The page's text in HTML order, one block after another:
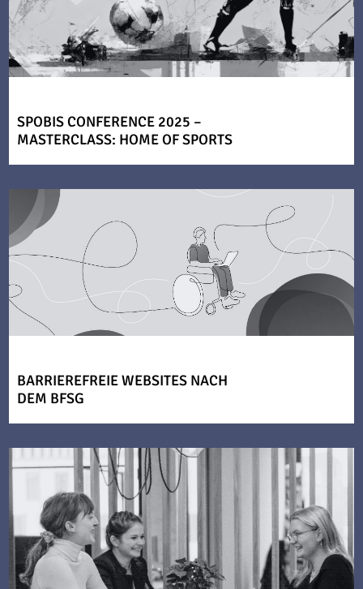
SPOBIS CONFERENCE 2025 –
MASTERCLASS: HOME OF SPORTS
BARRIEREFREIE WEBSITES NACH
DEM BFSG